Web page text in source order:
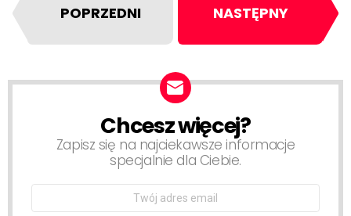
POPRZEDNI NASTĘPNY
NEWSLETTERChcesz więcej?
Zapisz się na najciekawsze informacje
specjalnie dla Ciebie.
Email